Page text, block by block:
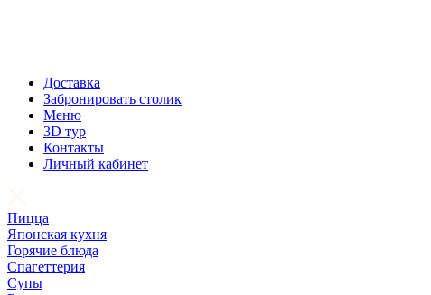
Доставка
Забронировать столик
Меню
3D тур
Контакты
Личный кабинет
Пицца
Японская кухня
Горячие блюда
Спагеттерия
Супы